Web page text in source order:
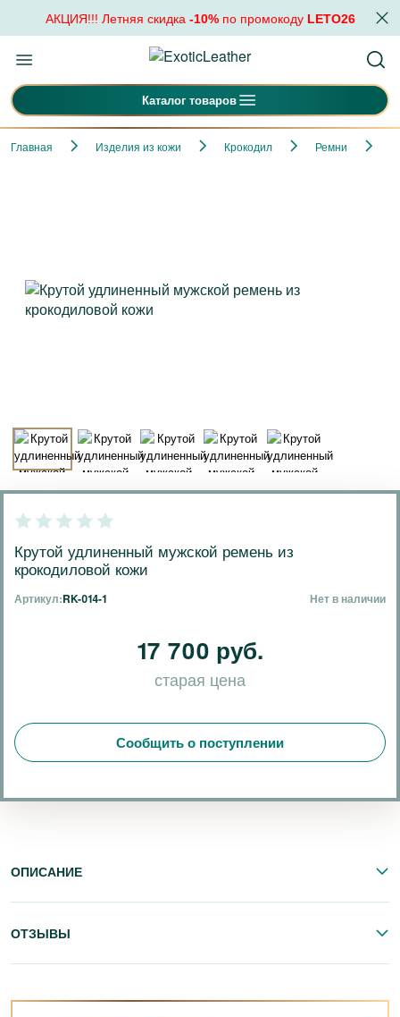
АКЦИЯ!!! Летняя скидка -10%по промокоду LETO26
Каталог товаров
Главная Изделия из кожи Крокодил Ремни
Крутой удлиненный мужской ремень из
крокодиловой кожи
Артикул:RK-014-1 Нет в наличии
17 700 руб.
старая цена
Сообщить о поступлении
ОПИСАНИЕ
ОТЗЫВЫ